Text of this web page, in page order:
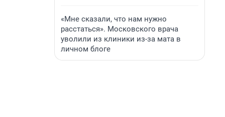
«Мне сказали, что нам нужно
расстаться». Московского врача
уволили из клиники из-за мата в
личном блоге